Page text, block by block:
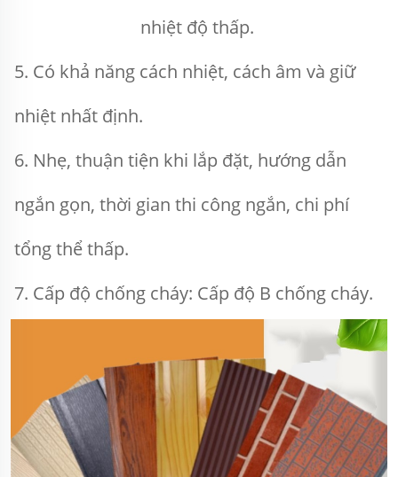
nhiệt độ thấp.
5. Có khả năng cách nhiệt, cách âm và giữ
nhiệt nhất định.
6. Nhẹ, thuận tiện khi lắp đặt, hướng dẫn
ngắn gọn, thời gian thi công ngắn, chi phí
tổng thể thấp.
7. Cấp độ chống cháy: Cấp độ B chống cháy.